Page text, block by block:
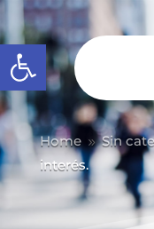
Abrir barra de
Home 9 Sin
interés.